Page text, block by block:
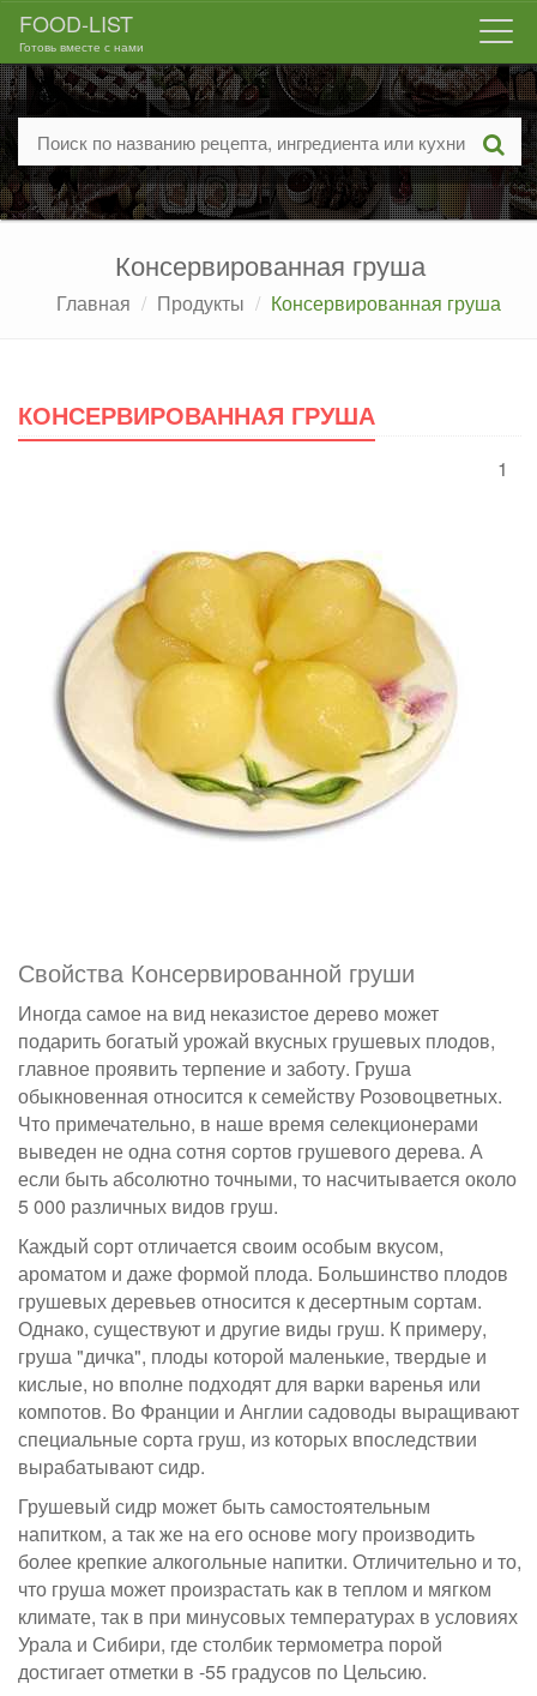
FOOD-LIST
Готовь вместе с нами
Консервированная груша
Главная Продукты Консервированная груша
КОНСЕРВИРОВАННАЯ ГРУША
1
Свойства Консервированной груши
Иногда самое на вид неказистое дерево может
подарить богатый урожай вкусных грушевых плодов,
главное проявить терпение и заботу. Груша
обыкновенная относится к семейству Розовоцветных.
Что примечательно, в наше время селекционерами
выведен не одна сотня сортов грушевого дерева. А
если быть абсолютно точными, то насчитывается около
5 000 различных видов груш.
Каждый сорт отличается своим особым вкусом,
ароматом и даже формой плода. Большинство плодов
грушевых деревьев относится к десертным сортам.
Однако, существуют и другие виды груш. К примеру,
груша "дичка", плоды которой маленькие, твердые и
кислые, но вполне подходят для варки варенья или
компотов. Во Франции и Англии садоводы выращивают
специальные сорта груш, из которых впоследствии
вырабатывают сидр.
Грушевый сидр может быть самостоятельным
напитком, а так же на его основе могу производить
более крепкие алкогольные напитки. Отличительно и то,
что груша может произрастать как в теплом и мягком
климате, так в при минусовых температурах в условиях
Урала и Сибири, где столбик термометра порой
достигает отметки в -55 градусов по Цельсию.